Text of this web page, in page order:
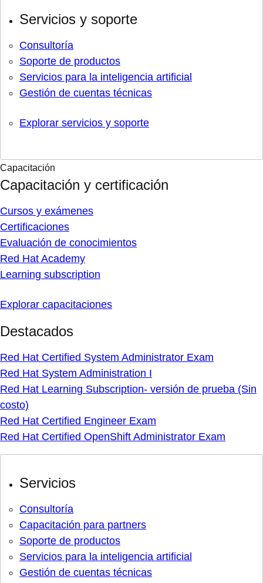
Servicios y soporte
Consultoría
Soporte de productos
Servicios para la inteligencia artificial
Gestión de cuentas técnicas
Explorar servicios y soporte
Capacitación
Capacitación y certificación
Cursos y exámenes
Certificaciones
Evaluación de conocimientos
Red Hat Academy
Learning subscription
Explorar capacitaciones
Destacados
Red Hat Certified System Administrator Exam
Red Hat System Administration I
Red Hat Learning Subscription- versión de prueba (Sin
costo)
Red Hat Certified Engineer Exam
Red Hat Certified OpenShift Administrator Exam
Servicios
Consultoría
Capacitación para partners
Soporte de productos
Servicios para la inteligencia artificial
Gestión de cuentas técnicas